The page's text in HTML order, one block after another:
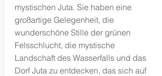
mystischen Juta. Sie haben eine
großartige Gelegenheit, die
wunderschöne Stille der grünen
Felsschlucht, die mystische
Landschaft des Wasserfalls und das
Dorf Juta zu entdecken, das sich auf